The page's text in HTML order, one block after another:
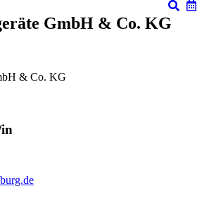
GmbH & Co. KG
& Co. KG